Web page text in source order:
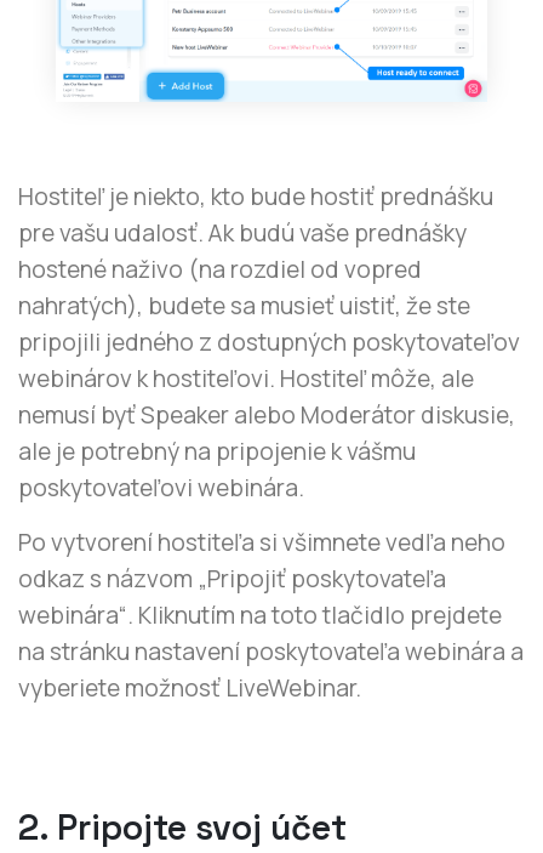
Hostiteľ je niekto, kto bude hostiť prednášku
pre vašu udalosť. Ak budú vaše prednášky
hostené naživo (na rozdiel od vopred
nahratých), budete sa musieť uistiť, že ste
pripojili jedného z dostupných poskytovateľov
webinárov k hostiteľovi. Hostiteľ môže, ale
nemusí byť Speaker alebo Moderátor diskusie,
ale je potrebný na pripojenie k vášmu
poskytovateľovi webinára.
Po vytvorení hostiteľa si všimnete vedľa neho
odkaz s názvom „Pripojiť poskytovateľa
webinára“. Kliknutím na toto tlačidlo prejdete
na stránku nastavení poskytovateľa webinára a
vyberiete možnosť LiveWebinar.
2. Pripojte svoj účet